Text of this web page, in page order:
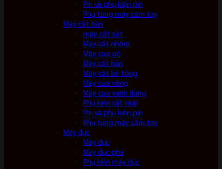
Pin và phụ kiện pin
Phụ tùng máy cầm tay
Máy cắt bàn
máy cắt sắt
Máy cắt nhôm
Máy cưa gỗ
Máy cắt bàn
Máy cắt bê tông
Máy cưa vòng
Máy cưa vanh đứng
Phụ kiện cắt mài
Pin và phụ kiện pin
Phụ tùng máy cầm tay
Máy đục
Máy đục
Máy đục phá
Phụ kiện máy đục